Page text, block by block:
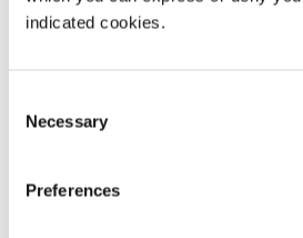
indicated cookies.
Selection
Necessary
Preferences